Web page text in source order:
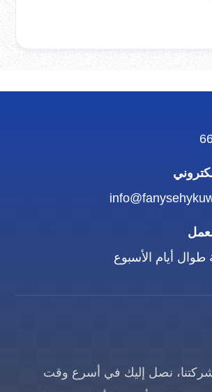
نصل إليك في أسرع وقت